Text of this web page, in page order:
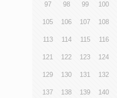
97 98 99 100
105 106 107 108
113 114 115 116
121 122 123 124
129 130 131 132
137 138 139 140